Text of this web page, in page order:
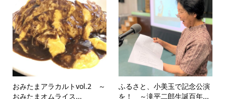
おみたまアラカルトvol.2 ～
おみたまオムライス...
ふるさと、小美玉で記念公演
を！ ～滝平二郎生誕百年...